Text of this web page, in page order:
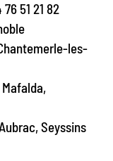
51 21 82
les-
Mafalda,
Seyssins